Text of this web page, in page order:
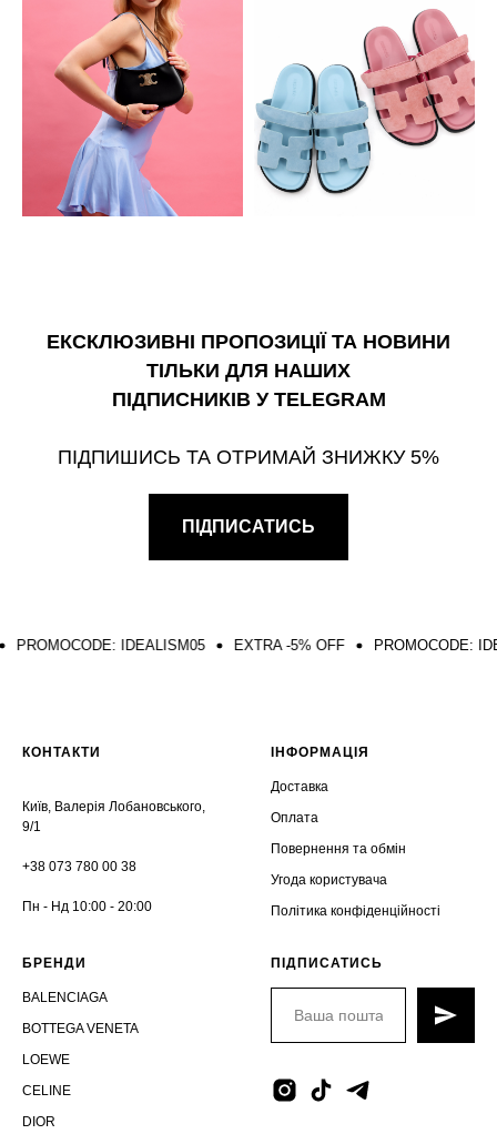
ЕКСКЛЮЗИВНІ ПРОПОЗИЦІЇ ТА НОВИНИ
ТІЛЬКИ ДЛЯ НАШИХ
ПІДПИСНИКІВ У TELEGRAM
ПІДПИШИСЬ ТА ОТРИМАЙ ЗНИЖКУ 5%
ПІДПИСАТИСЬ
IDEALISM05 EXTRA -5% OFF PROMOCODE:
КОНТАКТИ
Київ, Валерія Лобановського,
9/1
+38 073 780 00 38
Пн - Нд 10:00 - 20:00
ІНФОРМАЦІЯ
Доставка
Оплата
Повернення та обмін
Угода користувача
Політика конфіденційності
БРЕНДИ
BALENCIAGA
BOTTEGA VENETA
LOEWE
CELINE
DIOR
ПІДПИСАТИСЬ